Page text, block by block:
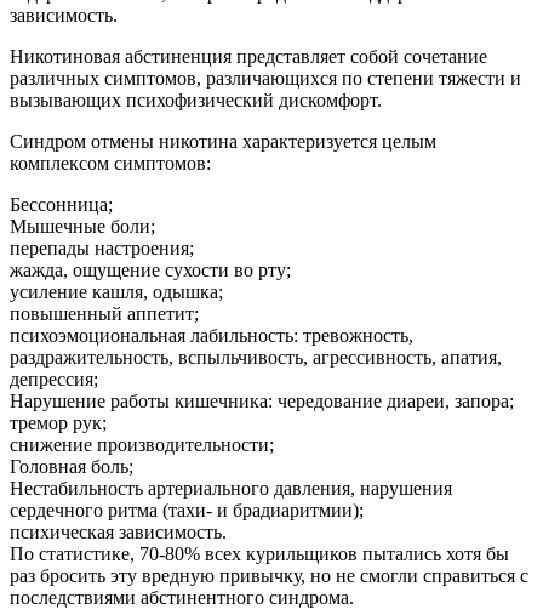
зависимость.
Никотиновая абстиненция представляет собой сочетание
различных симптомов, различающихся по степени тяжести и
вызывающих психофизический дискомфорт.
Синдром отмены никотина характеризуется целым
комплексом симптомов:
Бессонница;
Мышечные боли;
перепады настроения;
жажда, ощущение сухости во рту;
усиление кашля, одышка;
повышенный аппетит;
психоэмоциональная лабильность: тревожность,
раздражительность, вспыльчивость, агрессивность, апатия,
депрессия;
Нарушение работы кишечника: чередование диареи, запора;
тремор рук;
снижение производительности;
Головная боль;
Нестабильность артериального давления, нарушения
сердечного ритма (тахи- и брадиаритмии);
психическая зависимость.
По статистике, 70-80% всех курильщиков пытались хотя бы
раз бросить эту вредную привычку, но не смогли справиться с
последствиями абстинентного синдрома.